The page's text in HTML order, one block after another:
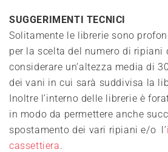
SUGGERIMENTI TECNICI
Solitamente le librerie sono
per la scelta del numero di ripiani
considerare un’altezza media di
dei vani in cui sarà suddivisa la
Inoltre l’interno delle librerie è
in modo da permettere anche
spostamento dei vari ripiani e/o l’
cassettiera.